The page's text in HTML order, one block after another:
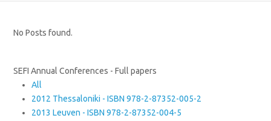
No Posts found.
SEFI Annual Conferences - Full papers
All
2012 Thessaloniki - ISBN 978-2-87352-005-2
2013 Leuven - ISBN 978-2-87352-004-5